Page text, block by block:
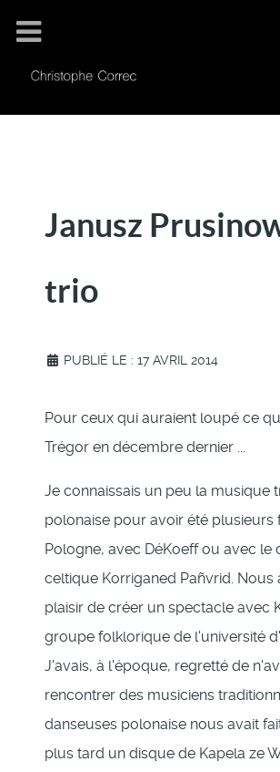
Janusz
trio
PUBLIÉ LE : 17 AVRIL 2014
Pour ceux qui auraient loupé ce
Trégor en décembre dernier ...
Je connaissais un peu la musique
polonaise pour avoir été plusieurs
Pologne, avec DéKoeff ou avec le
celtique Korriganed Pañvrid. Nous
plaisir de créer un spectacle avec
groupe folklorique de l'université
J'avais, à l'époque, regretté de
rencontrer des musiciens
danseuses polonaise nous avait
plus tard un disque de Kapela ze